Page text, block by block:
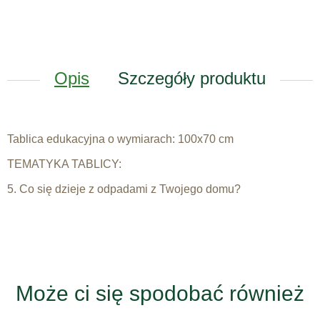
Opis Szczegóły produktu
Tablica edukacyjna o wymiarach: 100x70 cm
TEMATYKA TABLICY:
5. Co się dzieje z odpadami z Twojego domu?
Może ci się spodobać również